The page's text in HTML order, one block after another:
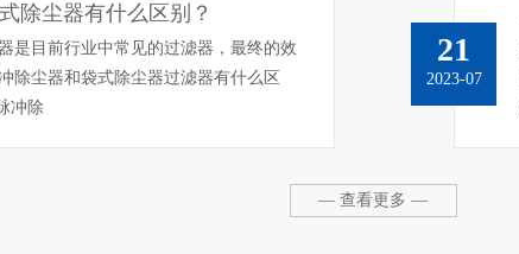
除尘器有什么区别？
是目前行业中常见的过滤器，最终的效
除尘器和袋式除尘器过滤器有什么区
冲除
21
2023-07
— 查看更多 —